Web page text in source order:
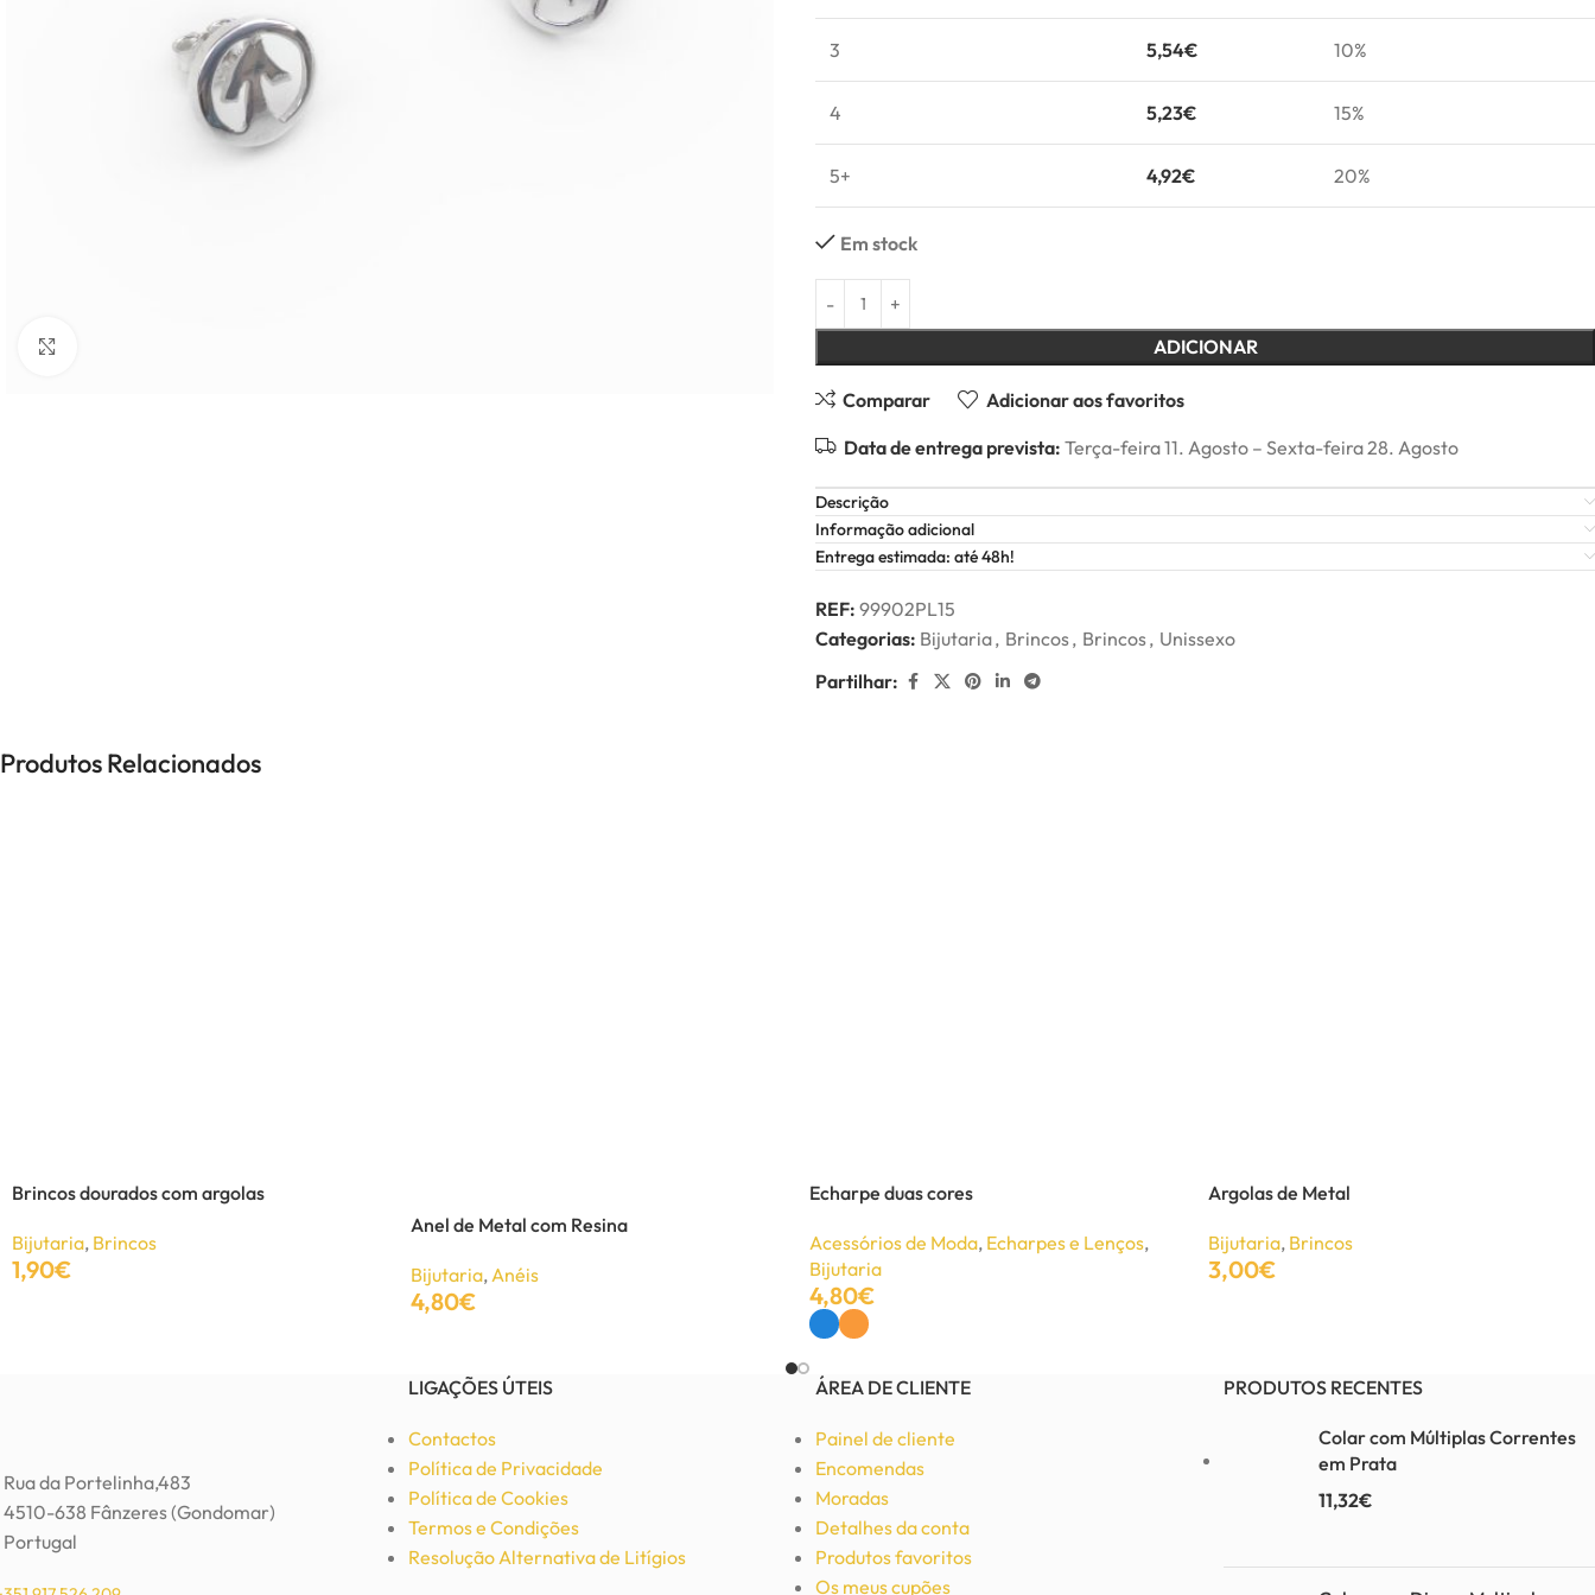
11,00€5,50€
Adicionar
3 5,54€ 10%
4 5,23€ 15%
5+ 4,92€ 20%
Em stock
ADICIONAR
Comparar Adicionar aos favoritos
Data de entrega prevista: Terça-feira 11. Agosto – Sexta-feira 28. Agosto
Descrição
Informação adicional
Entrega estimada: até 48h!
REF: 99902PL15
Categorias: Bijutaria, Brincos, Brincos, Unissexo
Partilhar:
Produtos Relacionados
Brincos dourados com argolas
Bijutaria, Brincos
1,90€
Anel de Metal com Resina
Bijutaria,Anéis
4,80€
Echarpe duas cores
Acessórios de Moda, Echarpes e Lenços,
Bijutaria
4,80€
Argolas de Metal
Bijutaria, Brincos
3,00€
Rua da Portelinha,483
4510-638 Fânzeres (Gondomar)
Portugal
LIGAÇÕES ÚTEIS
Contactos
Política de Privacidade
Política de Cookies
Termos e Condições
Resolução Alternativa de Litígios
ÁREA DE CLIENTE
Painel de cliente
Encomendas
Moradas
Detalhes da conta
Produtos favoritos
Os meus cupões
PRODUTOS RECENTES
Colar com Múltiplas Correntes
em Prata
11,32€